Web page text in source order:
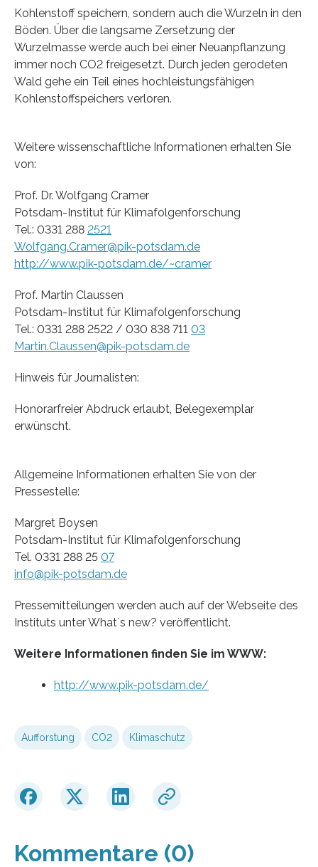
Kohlenstoff speichern, sondern auch die Wurzeln in den
Böden. Über die langsame Zersetzung der
Wurzelmasse werde auch bei einer Neuanpflanzung
immer noch CO2 freigesetzt. Durch jeden gerodeten
Wald gehe ein Teil eines hochleistungsfähigen
Kohlenstoffspeichers verloren.
Weitere wissenschaftliche Informationen erhalten Sie
von:
Prof. Dr. Wolfgang Cramer
Potsdam-Institut für Klimafolgenforschung
Tel.: 0331 288 2521
Wolfgang.Cramer@pik-potsdam.de
http://www.pik-potsdam.de/~cramer
Prof. Martin Claussen
Potsdam-Institut für Klimafolgenforschung
Tel.: 0331 288 2522 / 030 838 711 03
Martin.Claussen@pik-potsdam.de
Hinweis für Journalisten:
Honorarfreier Abdruck erlaubt, Belegexemplar
erwünscht.
Allgemeine Informationen erhalten Sie von der
Pressestelle:
Margret Boysen
Potsdam-Institut für Klimafolgenforschung
Tel. 0331 288 25 07
info@pik-potsdam.de
Pressemitteilungen werden auch auf der Webseite des
Instituts unter What´s new? veröffentlicht.
Weitere Informationen finden Sie im WWW:
http://www.pik-potsdam.de/
Aufforstung CO2 Klimaschutz
Kommentare (0)